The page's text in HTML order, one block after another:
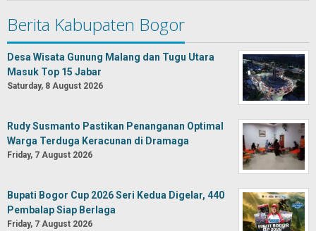
Berita Kabupaten Bogor
Desa Wisata Gunung Malang dan Tugu Utara
Masuk Top 15 Jabar
Saturday, 8 August 2026
Rudy Susmanto Pastikan Penanganan Optimal
Warga Terduga Keracunan di Dramaga
Friday, 7 August 2026
Bupati Bogor Cup 2026 Seri Kedua Digelar, 440
Pembalap Siap Berlaga
Friday, 7 August 2026